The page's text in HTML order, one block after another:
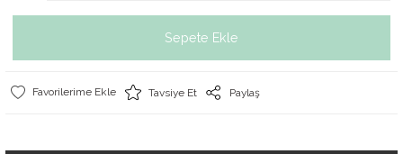
Sepete Ekle
Tavsiye Et Paylaş